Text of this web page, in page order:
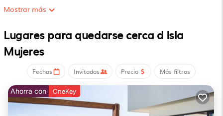
La Casa de Jardin ofrece 4 alojamientos con caja fuerte (cabe
breakfast en Isla Mujeres ofrece acceso a Internet wifi gratis
con una velocidad de 50Mbps o más. Es posible solicitar
masajes en la habitación y cambio de toallas. Se ofrece
servicio de limpieza cada semana.
En el alojamiento hay 3 piscinas al aire libre.
Mostrar más
Lugares para quedarse cerca d Isla
Mujeres
Fechas Invitados Precio Más filtros
Ahorra con OneKey